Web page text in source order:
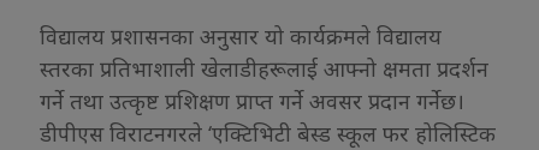
विद्यालय प्रशासनका अनुसार यो कार्यक्रमले विद्यालय
स्तरका प्रतिभाशाली खेलाडीहरूलाई आफ्नो क्षमता प्रदर्शन
गर्ने तथा उत्कृष्ट प्रशिक्षण प्राप्त गर्ने अवसर प्रदान गर्नेछ।
डीपीएस विराटनगरले ‘एक्टिभिटी बेस्ड स्कूल फर होलिस्टिक